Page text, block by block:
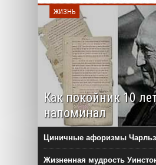
ЖИЗНЬ
Как покойник 10
напоминал
Циничные афоризмы
Жизненная мудрость